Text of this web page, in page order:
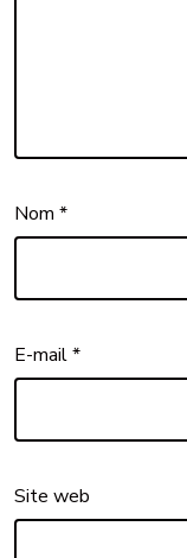
Nom*
E-mail*
Site web